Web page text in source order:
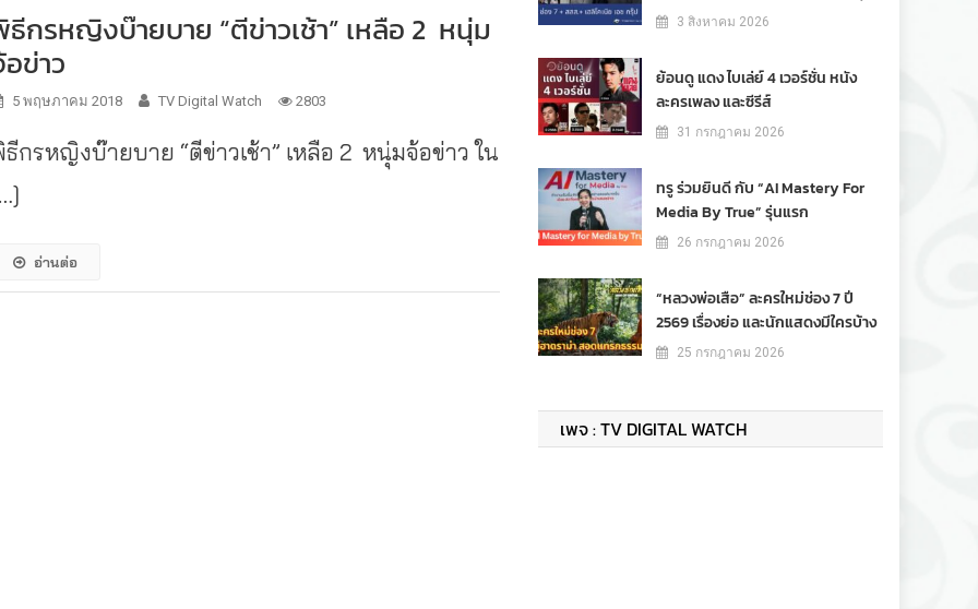
กรหญิงบ๊ายบาย “ตีข่าวเช้า” เหลือ 2 หนุ่ม
ข่าว
5 พฤษภาคม 2018 TV Digital Watch 2803
กรหญิงบ๊ายบาย “ตีข่าวเช้า” เหลือ 2 หนุ่มจ้อข่าว ใน
อ่านต่อ
3 สิงหาคม 2026
ย้อนดู แดง ไบเล่ย์ 4 เวอร์ชั่น หนัง
ละครเพลง และซีรีส์
31 กรกฎาคม 2026
ทรู ร่วมยินดี กับ “AI Mastery For
Media By True” รุ่นแรก
26 กรกฎาคม 2026
“หลวงพ่อเสือ” ละครใหม่ช่อง 7 ปี
2569 เรื่องย่อ และนักแสดงมีใครบ้าง
25 กรกฎาคม 2026
เพจ : TV DIGITAL WATCH